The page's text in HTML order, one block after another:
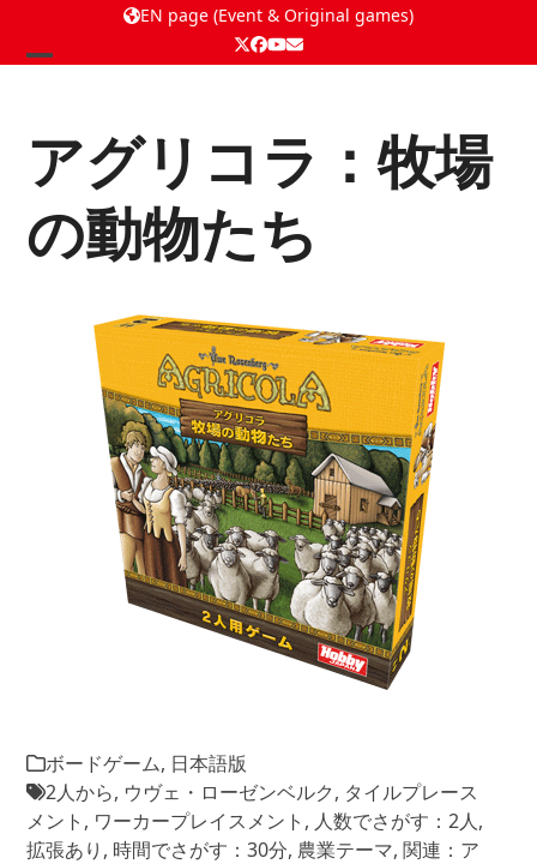
EN page (Event & Original games)
Twitter
Facebook
YouTube
Email
menu
menu
アグリコラ：牧場
の動物たち
ボードゲーム, 日本語版
2人から, ウヴェ・ローゼンベルク, タイルプレース
メント , ワーカープレイスメント , 人数でさがす：2人,
拡張あり , 時間でさがす：30分, 農業テーマ,関連：ア